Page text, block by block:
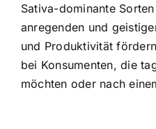
Sativa-dominante
anregenden und
und Produktivität
bei Konsumenten, die
möchten oder nach